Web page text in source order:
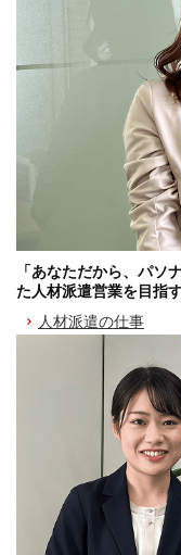
「あなただから、パソ
た人材派遣営業を目指
人材派遣の仕事